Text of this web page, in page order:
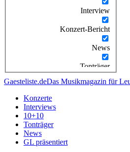
Interview
Konzert-Bericht
News
Tonträger
Gaesteliste.deDas Musikmagazin für
Konzerte
Interviews
10+10
Tonträger
News
GL präsentiert